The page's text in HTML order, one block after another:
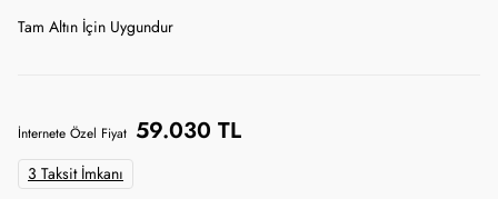
Tam Altın İçin Uygundur
İnternete Özel Fiyat 59.030 TL
3 Taksit İmkanı